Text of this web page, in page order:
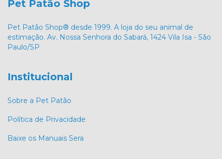
Pet Patão Shop
Pet Patão Shop® desde 1999. A loja do seu animal de
estimação. Av. Nossa Senhora do Sabará, 1424 Vila Isa - São
Paulo/SP
Institucional
Sobre a Pet Patão
Política de Privacidade
Baixe os Manuais Sera